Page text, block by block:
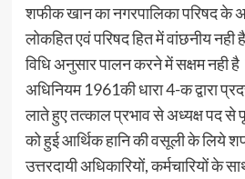
शफीक खान का नगरपालिका परिषद के
लोकहित एवं परिषद हित में वांछनीय नही
विधि अनुसार पालन करने में सक्षम नही
अधिनियम 1961की धारा 4-क द्वारा
लाते हुए तत्काल प्रभाव से अध्यक्ष पद
को हुई आर्थिक हानि की वसूली के लिये
उत्तरदायी अधिकारियों, कर्मचारियों के